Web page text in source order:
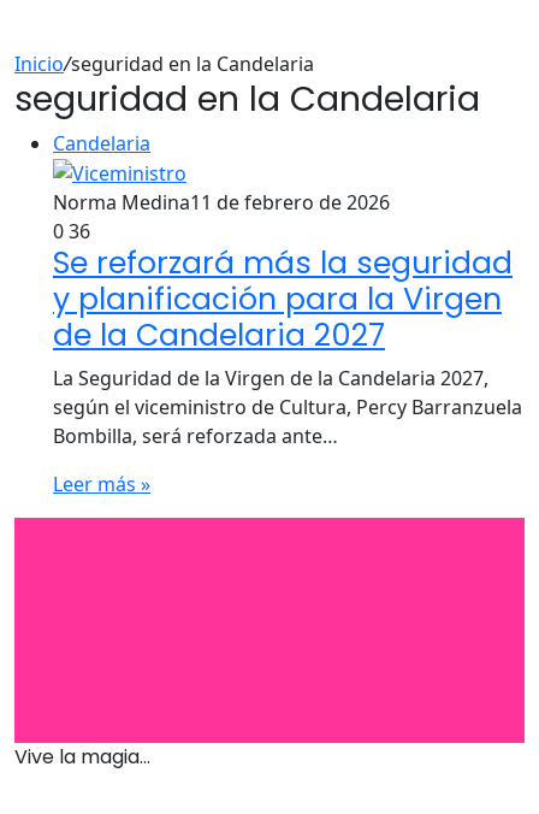
Inicio/seguridad en la Candelaria
seguridad en la Candelaria
Candelaria
Norma Medina11 de febrero de 2026
036
Se reforzará más la seguridad
y planificación para la Virgen
de la Candelaria 2027
La Seguridad de la Virgen de la Candelaria 2027,
según el viceministro de Cultura, Percy Barranzuela
Bombilla, será reforzada ante…
Leer más »
Vive la magia...